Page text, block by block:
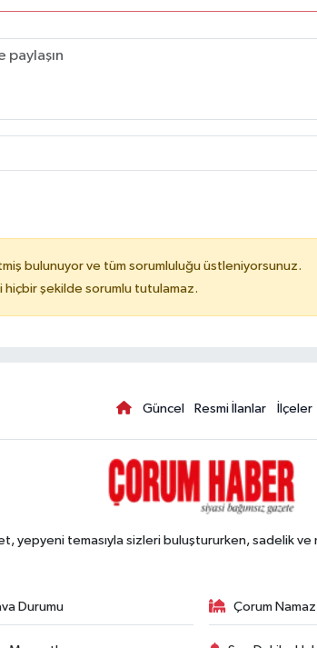
bulunuyor ve tüm sorumluluğu üstleniyorsunuz.
hiçbir şekilde sorumlu tutulamaz.
Güncel Resmi İlanlar İlçeler
yepyeni temasıyla sizleri buluştururken, sadelik
Durumu Çorum